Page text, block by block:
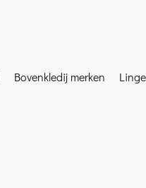
Bovenkledij merken